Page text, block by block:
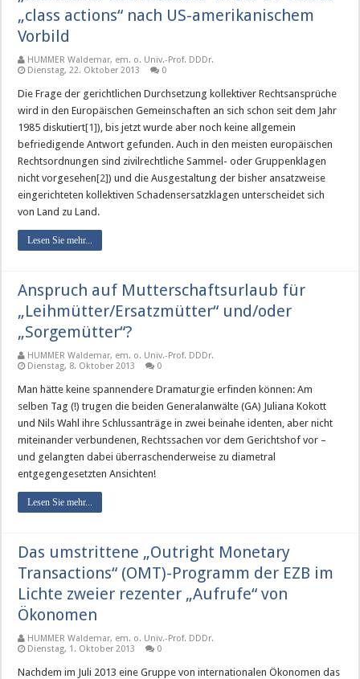
„class actions“ nach US-amerikanischem
Vorbild
HUMMER Waldemar, em. o. Univ.-Prof. DDDr.
Dienstag, 22. Oktober 2013
0
Die Frage der gerichtlichen Durchsetzung kollektiver Rechtsansprüche
wird in den Europäischen Gemeinschaften an sich schon seit dem Jahr
1985 diskutiert[1]), bis jetzt wurde aber noch keine allgemein
befriedigende Antwort gefunden. Auch in den meisten europäischen
Rechtsordnungen sind zivilrechtliche Sammel- oder Gruppenklagen
nicht vorgesehen[2]) und die Ausgestaltung der bisher ansatzweise
eingerichteten kollektiven Schadensersatzklagen unterscheidet sich
von Land zu Land.
Lesen Sie mehr...
Anspruch auf Mutterschaftsurlaub für
„Leihmütter/Ersatzmütter“ und/oder
„Sorgemütter“?
HUMMER Waldemar, em. o. Univ.-Prof. DDDr.
Dienstag, 8. Oktober 2013
0
Man hätte keine spannendere Dramaturgie erfinden können: Am
selben Tag (!) trugen die beiden Generalanwälte (GA) Juliana Kokott
und Nils Wahl ihre Schlussanträge in zwei beinahe identen, aber nicht
miteinander verbundenen, Rechtssachen vor dem Gerichtshof vor –
und gelangten dabei überraschenderweise zu diametral
entgegengesetzten Ansichten!
Lesen Sie mehr...
Das umstrittene „Outright Monetary
Transactions“ (OMT)-Programm der EZB im
Lichte zweier rezenter „Aufrufe“ von
Ökonomen
HUMMER Waldemar, em. o. Univ.-Prof. DDDr.
Dienstag, 1. Oktober 2013
0
Nachdem im Juli 2013 eine Gruppe von internationalen Ökonomen das